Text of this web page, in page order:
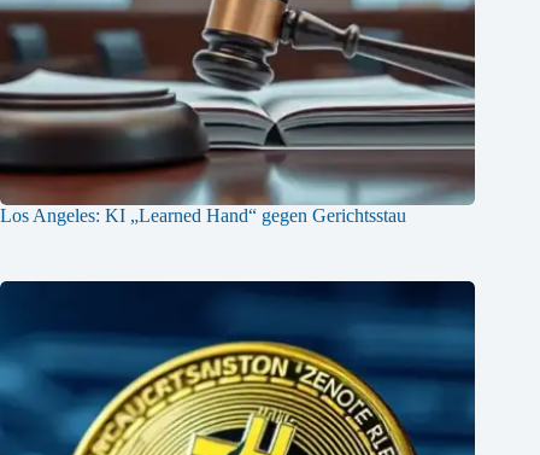
Los Angeles: KI „Learned Hand“ gegen Gerichtsstau